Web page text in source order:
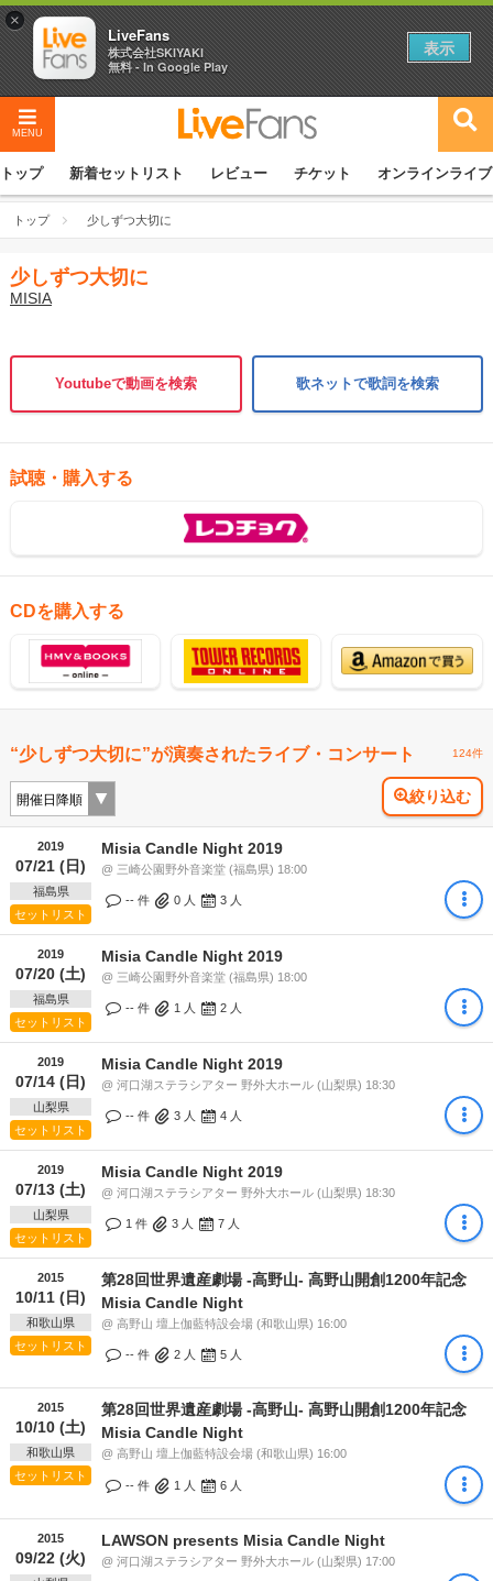
MENU
トップ 新着セットリスト レビュー チケット オンラインライブ
トップ 少しずつ大切に
少しずつ大切に
MISIA
Youtubeで動画を検索 歌ネットで歌詞を検索
試聴・購入する
CDを購入する
“少しずつ大切に”が演奏されたライブ・コンサート 124件
絞り込む
2019
07/21 (日)
福島県
セットリスト
Misia Candle Night 2019
@ 三崎公園野外音楽堂 (福島県) 18:00
-- 件 0 人 3 人
2019
07/20 (土)
福島県
セットリスト
Misia Candle Night 2019
@ 三崎公園野外音楽堂 (福島県) 18:00
-- 件 1 人 2 人
2019
07/14 (日)
山梨県
セットリスト
Misia Candle Night 2019
@ 河口湖ステラシアター 野外大ホール (山梨県) 18:30
-- 件 3 人 4 人
2019
07/13 (土)
山梨県
セットリスト
Misia Candle Night 2019
@ 河口湖ステラシアター 野外大ホール (山梨県) 18:30
1 件 3 人 7 人
2015
10/11 (日)
和歌山県
セットリスト
第28回世界遺産劇場 -高野山- 高野山開創1200年記念
Misia Candle Night
@ 高野山 壇上伽藍特設会場 (和歌山県) 16:00
-- 件 2 人 5 人
2015
10/10 (土)
和歌山県
セットリスト
第28回世界遺産劇場 -高野山- 高野山開創1200年記念
Misia Candle Night
@ 高野山 壇上伽藍特設会場 (和歌山県) 16:00
-- 件 1 人 6 人
2015
09/22 (火)
LAWSON presents Misia Candle Night
@ 河口湖ステラシアター 野外大ホール (山梨県) 17:00
×
LiveFans
株式会社SKIYAKI
無料 - In Google Play
表示